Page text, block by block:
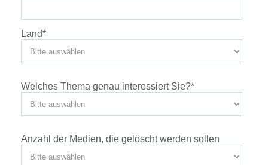
Land*
Welches Thema genau interessiert Sie?*
Anzahl der Medien, die gelöscht werden sollen